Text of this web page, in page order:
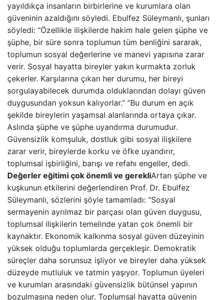
yayıldıkça insanların birbirlerine ve kurumlara olan
güveninin azaldığını söyledi. Ebulfez Süleymanlı, şunları
söyledi: “Özellikle ilişkilerde hakim hale gelen şüphe ve
şüphe, bir süre sonra toplumun tüm benliğini sararak,
toplumun sosyal değerlerine ve manevi yapısına zarar
verir. Sosyal hayatta bireyler yakın kurmakta zorluk
çekerler. Karşılarına çıkan her durumu, her bireyi
sorgulayabilecek durumda olduklarından dolayı güven
duygusundan yoksun kalıyorlar.” “Bu durum en açık
şekilde bireylerin yaşamsal alanlarında ortaya çıkar.
Aslında şüphe ve şüphe uyandırma durumudur.
Güvensizlik komşuluk, dostluk gibi sosyal ilişkilere
zarar verir, bireylerde korku ve öfke uyandırır,
toplumsal işbirliğini, barışı ve refahı engeller, dedi.
Değerler eğitimi çok önemli ve gerekliArtan şüphe ve
kuşkunun etkilerini değerlendiren Prof. Dr. Ebulfez
Süleymanlı, sözlerini şöyle tamamladı: “Sosyal
sermayenin ayrılmaz bir parçası olan güven duygusu,
toplumsal ilişkilerin temelinde yatan çok önemli bir
kaynaktır. Ekonomik kalkınma sosyal güven düzeyinin
yüksek olduğu toplumlarda gerçekleşir. Demokratik
süreçler daha sorunsuz işliyor ve bireyler daha yüksek
düzeyde mutluluk ve tatmin yaşıyor. Toplumun üyeleri
ve kurumları arasındaki güvensizlik bütünsel yapının
bozulmasına neden olur. Toplumsal hayatta güvenin